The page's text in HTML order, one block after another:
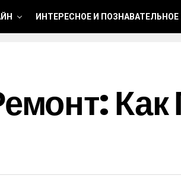
ИНТЕРЕСНОЕ И ПОЗНАВАТЕЛЬНОЕ
Как